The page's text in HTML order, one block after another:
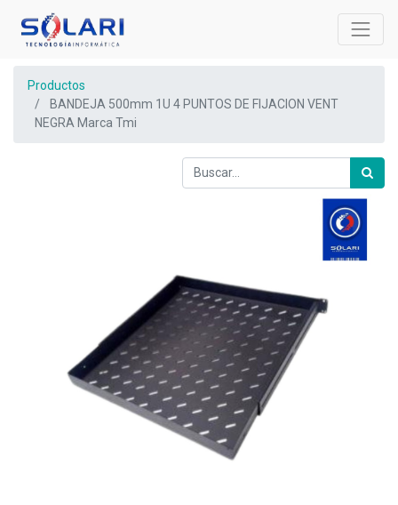
Productos
BANDEJA 500mm 1U 4 PUNTOS DE FIJACION VENT
NEGRA Marca Tmi